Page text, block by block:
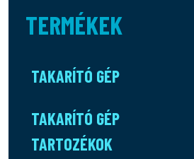
TERMÉKEK
TAKARÍTÓ GÉP
TAKARÍTÓ GÉP
TARTOZÉKOK